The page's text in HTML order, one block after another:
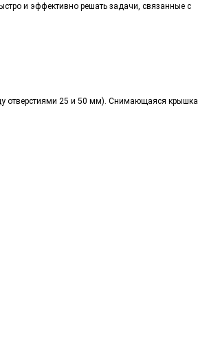
и эффективно решать задачи, связанные с
отверстиями 25 и 50 мм). Снимающаяся крышка